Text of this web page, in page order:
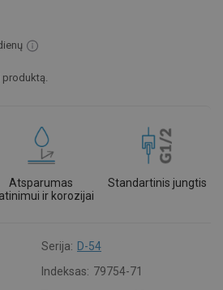
Atsparumas
ir korozijai
Standartinis jungtis
Serija: D-54
Indeksas: 79754-71